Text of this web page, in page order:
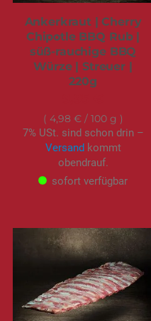
Ankerkraut | Cherry
Chipotle BBQ Rub |
süß-rauchige BBQ
Würze | Streuer |
220g
4,98 €/ 100 g
7% USt. sind schon drin –
Versandkommt
obendrauf.
sofort verfügbar